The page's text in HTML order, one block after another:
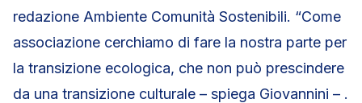
redazione Ambiente Comunità Sostenibili. “Come
associazione cerchiamo di fare la nostra parte per
la transizione ecologica, che non può prescindere
da una transizione culturale – spiega Giovannini – .